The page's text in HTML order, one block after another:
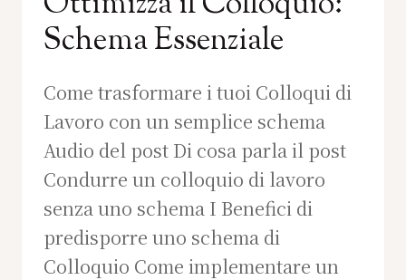
Schema Essenziale
Come trasformare i tuoi Colloqui di
Lavoro con un semplice schema
Audio del post Di cosa parla il post
Condurre un colloquio di lavoro
senza uno schema I Benefici di
predisporre uno schema di
Colloquio Come implementare un